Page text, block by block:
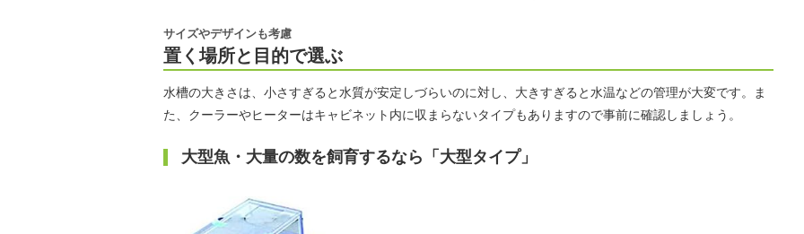
置く場所と目的で選ぶ
サイズやデザインも考慮
水槽の大きさは、小さすぎると水質が安定しづらいのに対し、大きすぎると水温などの管理が大変です。ま
た、クーラーやヒーターはキャビネット内に収まらないタイプもありますので事前に確認しましょう。
大型魚・大量の数を飼育するなら「大型タイプ」